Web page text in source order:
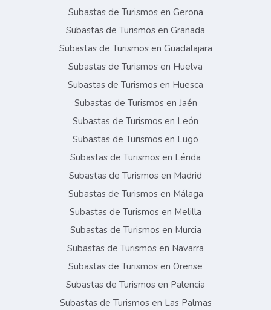
Subastas de Turismos en Gerona
Subastas de Turismos en Granada
Subastas de Turismos en Guadalajara
Subastas de Turismos en Huelva
Subastas de Turismos en Huesca
Subastas de Turismos en Jaén
Subastas de Turismos en León
Subastas de Turismos en Lugo
Subastas de Turismos en Lérida
Subastas de Turismos en Madrid
Subastas de Turismos en Málaga
Subastas de Turismos en Melilla
Subastas de Turismos en Murcia
Subastas de Turismos en Navarra
Subastas de Turismos en Orense
Subastas de Turismos en Palencia
Subastas de Turismos en Las Palmas